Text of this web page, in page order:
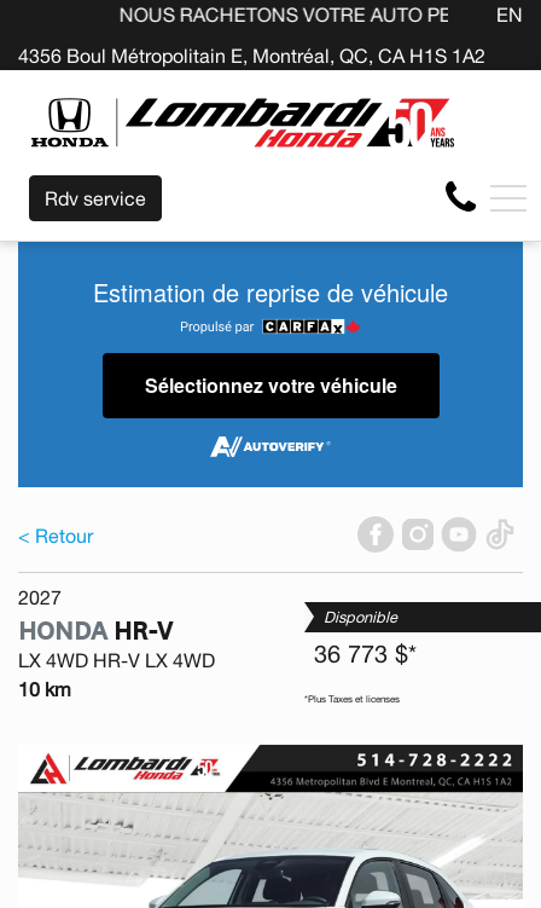
NOUS RACHETONS VOTRE AUTO PEU
4356 Boul Métropolitain E, Montréal, QC, CA H1S 1A2
EN
Rdv service
Estimation de reprise de véhicule
Sélectionnez votre véhicule
< Retour
2027
HONDA HR-V
LX 4WD HR-V LX 4WD
10 km
Disponible
36 773 $*
*Plus Taxes et licenses